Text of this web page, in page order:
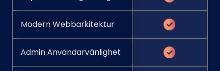
Modern Webbarkitektur
Admin Användarvänlighet